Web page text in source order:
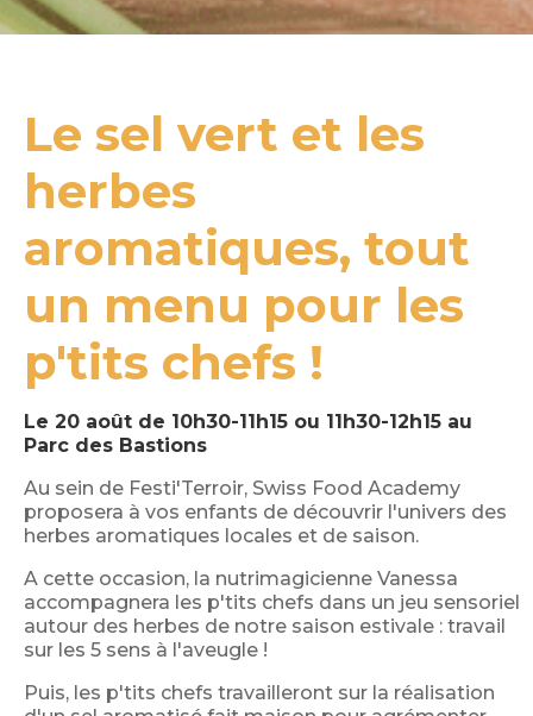
Le sel vert et les
herbes
aromatiques, tout
un menu pour les
p'tits chefs !
Le 20 août de 10h30-11h15 ou 11h30-12h15 au
Parc des Bastions
Au sein de Festi'Terroir, Swiss Food Academy
proposera à vos enfants de découvrir l'univers des
herbes aromatiques locales et de saison.
A cette occasion, la nutrimagicienne Vanessa
accompagnera les p'tits chefs dans un jeu sensoriel
autour des herbes de notre saison estivale : travail
sur les 5 sens à l'aveugle !
Puis, les p'tits chefs travailleront sur la réalisation